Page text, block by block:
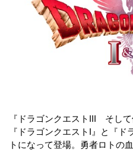
『ドラゴンクエストIII そし
『ドラゴンクエストI』と『
トになって登場。勇者ロトの